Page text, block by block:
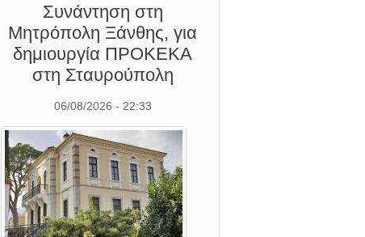
Συνάντηση στη
Μητρόπολη Ξάνθης, για
δημιουργία ΠΡΟΚΕΚΑ
στη Σταυρούπολη
06/08/2026 - 22:33